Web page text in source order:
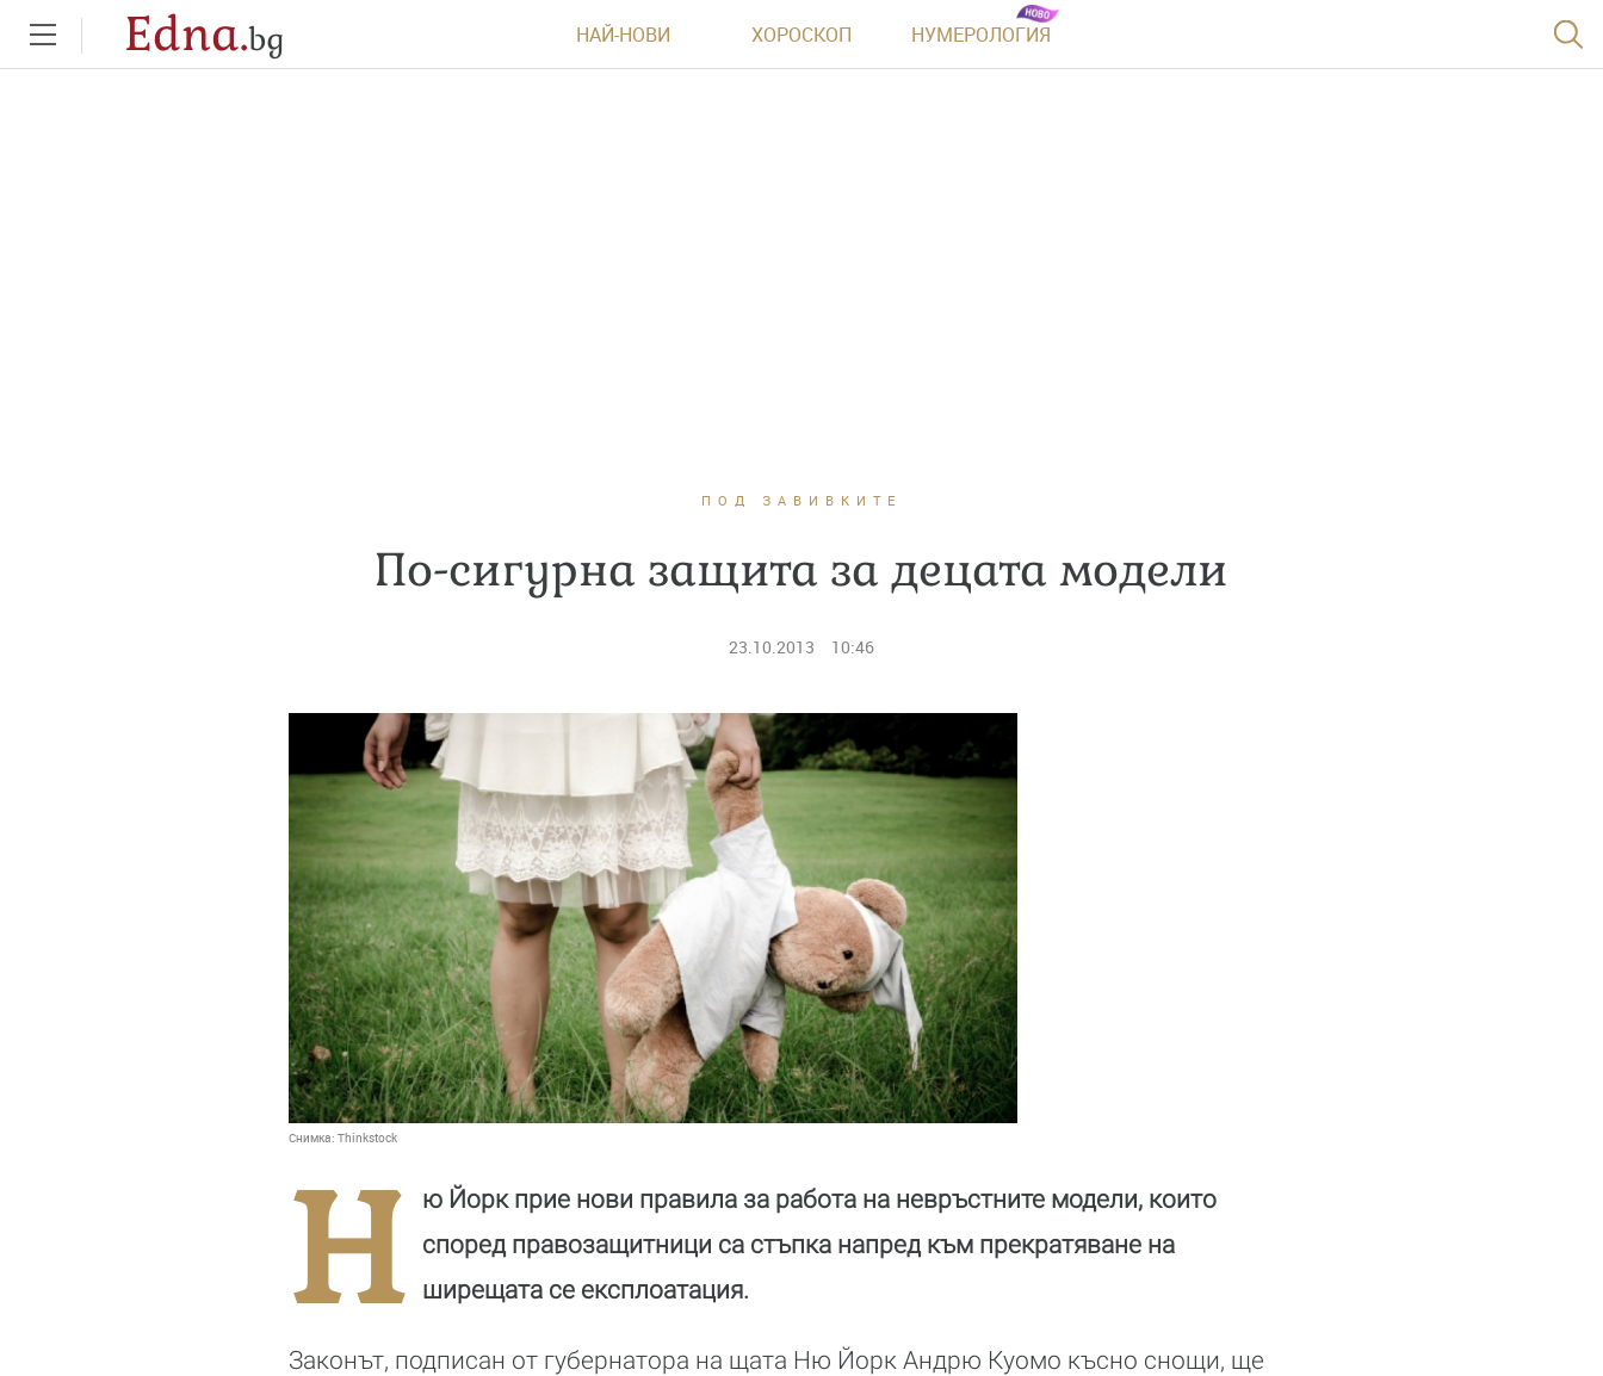
Edna.bg НАЙ-НОВИ ХОРОСКОП НУМЕРОЛОГИЯ
ПОД ЗАВИВКИТЕ
По-сигурна защита за децата модели
23.10.2013 10:46
Снимка: Thinkstock
Н
ю Йорк прие нови правила за работа на невръстните модели, които
според правозащитници са стъпка напред към прекратяване на
ширещата се експлоатация.
Законът, подписан от губернатора на щата Ню Йорк Андрю Куомо късно снощи, ще